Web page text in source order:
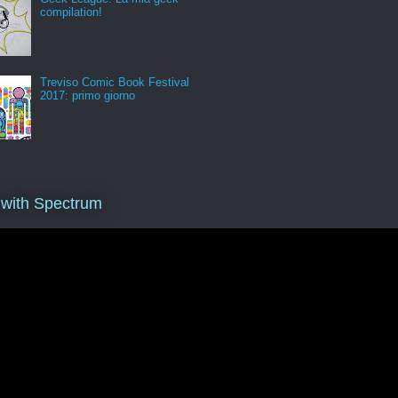
compilation!
Treviso Comic Book Festival
2017: primo giorno
Spectrum